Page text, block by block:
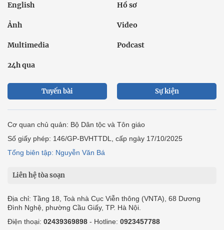
English Hồ sơ
Ảnh Video
Multimedia Podcast
24h qua
Tuyến bài Sự kiện
Cơ quan chủ quản: Bộ Dân tộc và Tôn giáo
Số giấy phép: 146/GP-BVHTTDL, cấp ngày 17/10/2025
Tổng biên tập: Nguyễn Văn Bá
Liên hệ tòa soạn
Địa chỉ: Tầng 18, Toà nhà Cục Viễn thông (VNTA), 68 Dương
Đình Nghệ, phường Cầu Giấy, TP. Hà Nội.
Điện thoại: 02439369898 - Hotline: 0923457788